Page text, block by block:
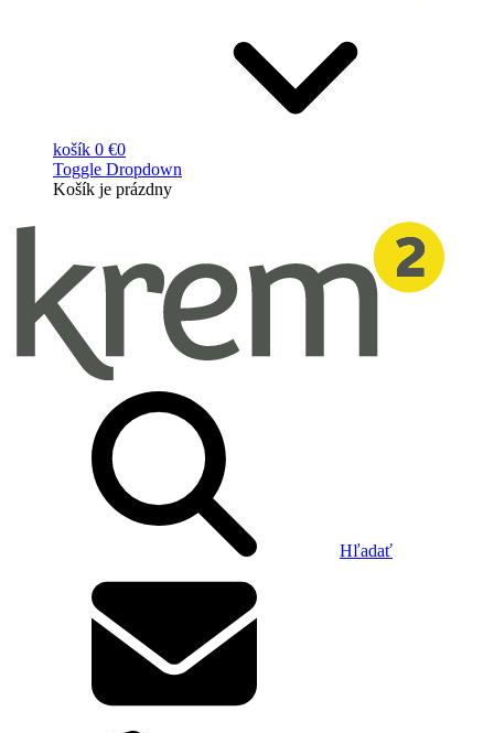
košík 0 €0
Toggle Dropdown
Košík je prázdny
Hľadať